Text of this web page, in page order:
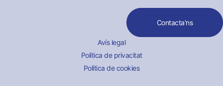
Contacta'ns
Avís legal
Política de privacitat
Política de cookies